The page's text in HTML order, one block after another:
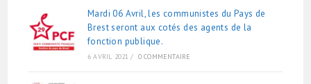
Mardi 06 Avril, les communistes du Pays de
Brest seront aux cotés des agents de la
fonction publique.
6 AVRIL 2021 / 0 COMMENTAIRE